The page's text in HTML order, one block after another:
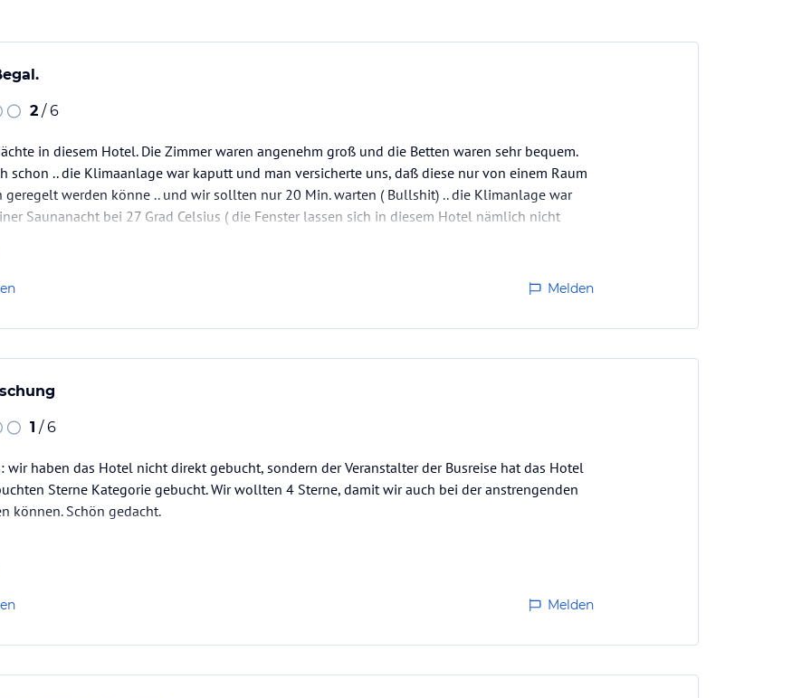
2 / 6
in diesem Hotel. Die Zimmer waren angenehm groß und die Betten waren sehr bequem.
schon .. die Klimaanlage war kaputt und man versicherte uns, daß diese nur von einem Raum
geregelt werden könne .. und wir sollten nur 20 Min. warten ( Bullshit) .. die Klimanlage war
Saunanacht bei 27 Grad Celsius ( die Fenster lassen sich in diesem Hotel nämlich nicht
Melden
1 / 6
wir haben das Hotel nicht direkt gebucht, sondern der Veranstalter der Busreise hat das Hotel
Sterne Kategorie gebucht. Wir wollten 4 Sterne, damit wir auch bei der anstrengenden
können. Schön gedacht.
unsere Koffer und Buchungen hatte- dafür kann das Hotel jedoch nichts, sondern der
fast eine…
Melden